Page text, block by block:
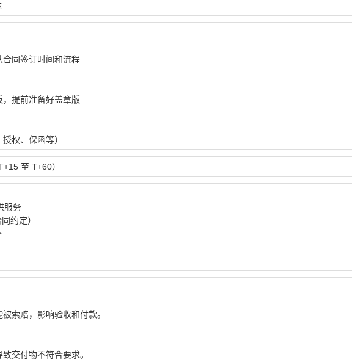
合同签订时间和流程
提前准备好盖章版
权、保函等）
至 T+60）
服务
约定）
索赔，影响验收和付款。
交付物不符合要求。